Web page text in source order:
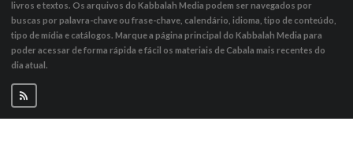
livros e textos. Os arquivos do Kabbalah Media podem ser navegados por
buscas por palavra-chave ou frase-chave, calendário, idioma, tipo de conteúdo,
tipo de mídia e catálogos. Marque a página principal do Kabbalah Media para
poder acessar de forma rápida e fácil os materiais de Cabala mais recentes do
dia atual.